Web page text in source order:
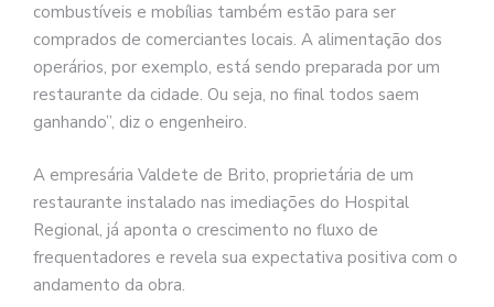
combustíveis e mobílias também estão para ser
comprados de comerciantes locais. A alimentação dos
operários, por exemplo, está sendo preparada por um
restaurante da cidade. Ou seja, no final todos saem
ganhando”, diz o engenheiro.
A empresária Valdete de Brito, proprietária de um
restaurante instalado nas imediações do Hospital
Regional, já aponta o crescimento no fluxo de
frequentadores e revela sua expectativa positiva com o
andamento da obra.